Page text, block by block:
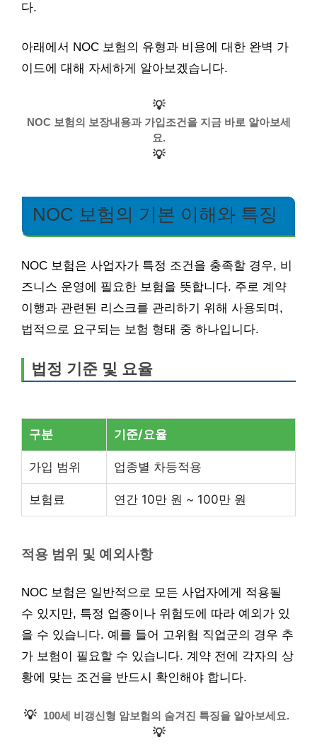
다.
아래에서 NOC 보험의 유형과 비용에 대한 완벽 가
이드에 대해 자세하게 알아보겠습니다.
💡
NOC 보험의 보장내용과 가입조건을 지금 바로 알아보세
요.
💡
NOC 보험의 기본 이해와 특징
NOC 보험은 사업자가 특정 조건을 충족할 경우, 비
즈니스 운영에 필요한 보험을 뜻합니다. 주로 계약
이행과 관련된 리스크를 관리하기 위해 사용되며,
법적으로 요구되는 보험 형태 중 하나입니다.
법정 기준 및 요율
구분 기준/요율
가입 범위 업종별 차등적용
보험료 연간 10만 원 ~ 100만 원
적용 범위 및 예외사항
NOC 보험은 일반적으로 모든 사업자에게 적용될
수 있지만, 특정 업종이나 위험도에 따라 예외가 있
을 수 있습니다. 예를 들어 고위험 직업군의 경우 추
가 보험이 필요할 수 있습니다. 계약 전에 각자의 상
황에 맞는 조건을 반드시 확인해야 합니다.
💡 100세 비갱신형 암보험의 숨겨진 특징을 알아보세요.
💡